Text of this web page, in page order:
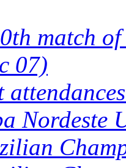
match
07)
Nordeste